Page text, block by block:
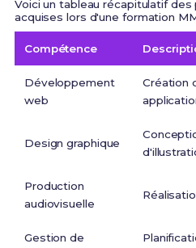
Voici un tableau récapitulatif
acquises lors d'une formation
Compétence
Développement
web
Création
Design graphique
Production
audiovisuelle
Gestion de